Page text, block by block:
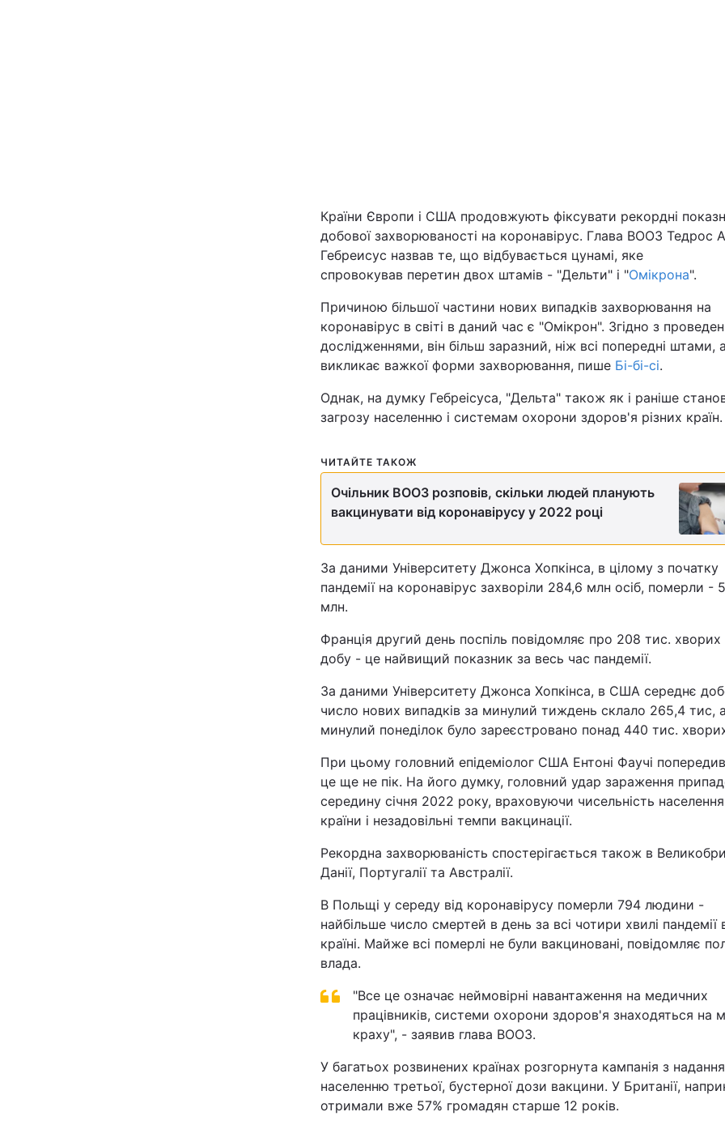
Лайт
Інциденти
Погода
Думки
Пресцентр
Країни Європи і США продовжують фіксувати рекордні
добової захворюваності на коронавірус. Глава ВООЗ Тедрос
Гебреисус назвав те, що відбувається цунамі, яке
спровокував перетин двох штамів - "Дельти" і "Омікрона".
Причиною більшої частини нових випадків захворювання на
коронавірус в світі в даний час є "Омікрон". Згідно з
дослідженнями, він більш заразний, ніж всі попередні штами,
викликає важкої форми захворювання, пише Бі-бі-сі.
Однак, на думку Гебреісуса, "Дельта" також як і раніше
загрозу населенню і системам охорони здоров'я різних країн.
ЧИТАЙТЕ ТАКОЖ
Очільник ВООЗ розповів, скільки людей планують
вакцинувати від коронавірусу у 2022 році
За даними Університету Джонса Хопкінса, в цілому з початку
пандемії на коронавірус захворіли 284,6 млн осіб, померли -
млн.
Франція другий день поспіль повідомляє про 208 тис. хворих
добу - це найвищий показник за весь час пандемії.
За даними Університету Джонса Хопкінса, в США середнє
число нових випадків за минулий тиждень склало 265,4 тис,
минулий понеділок було зареєстровано понад 440 тис.
При цьому головний епідеміолог США Ентоні Фаучі
це ще не пік. На його думку, головний удар зараження
середину січня 2022 року, враховуючи чисельність населення
країни і незадовільні темпи вакцинації.
Рекордна захворюваність спостерігається також в
Данії, Португалії та Австралії.
В Польщі у середу від коронавірусу померли 794 людини -
найбільше число смертей в день за всі чотири хвилі пандемії
країні. Майже всі померлі не були вакциновані, повідомляє
влада.
"Все це означає неймовірні навантаження на медичних
працівників, системи охорони здоров'я знаходяться на
краху", - заявив глава ВООЗ.
У багатьох розвинених країнах розгорнута кампанія з надання
населенню третьої, бустерної дози вакцини. У Британії,
отримали вже 57% громадян старше 12 років.